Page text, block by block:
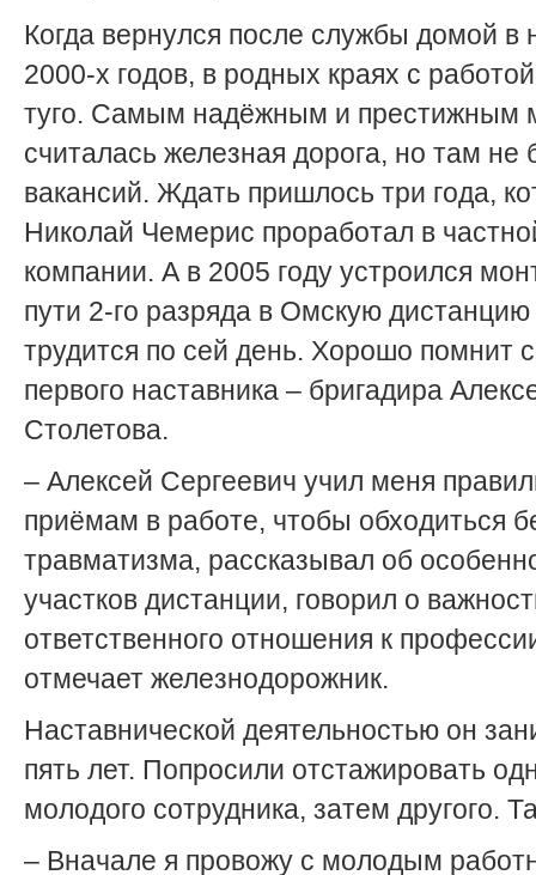
Когда вернулся после службы домой в
2000-х годов, в родных краях с
туго. Самым надёжным и престижным
считалась железная дорога, но там не
вакансий. Ждать пришлось три года,
Николай Чемерис проработал в
компании. А в 2005 году устроился
пути 2-го разряда в Омскую дистанцию
трудится по сей день. Хорошо помнит
первого наставника – бригадира
Столетова.
– Алексей Сергеевич учил меня
приёмам в работе, чтобы обходиться
травматизма, рассказывал об
участков дистанции, говорил о
ответственного отношения к
отмечает железнодорожник.
Наставнической деятельностью он
пять лет. Попросили отстажировать
молодого сотрудника, затем другого.
– Вначале я провожу с молодым